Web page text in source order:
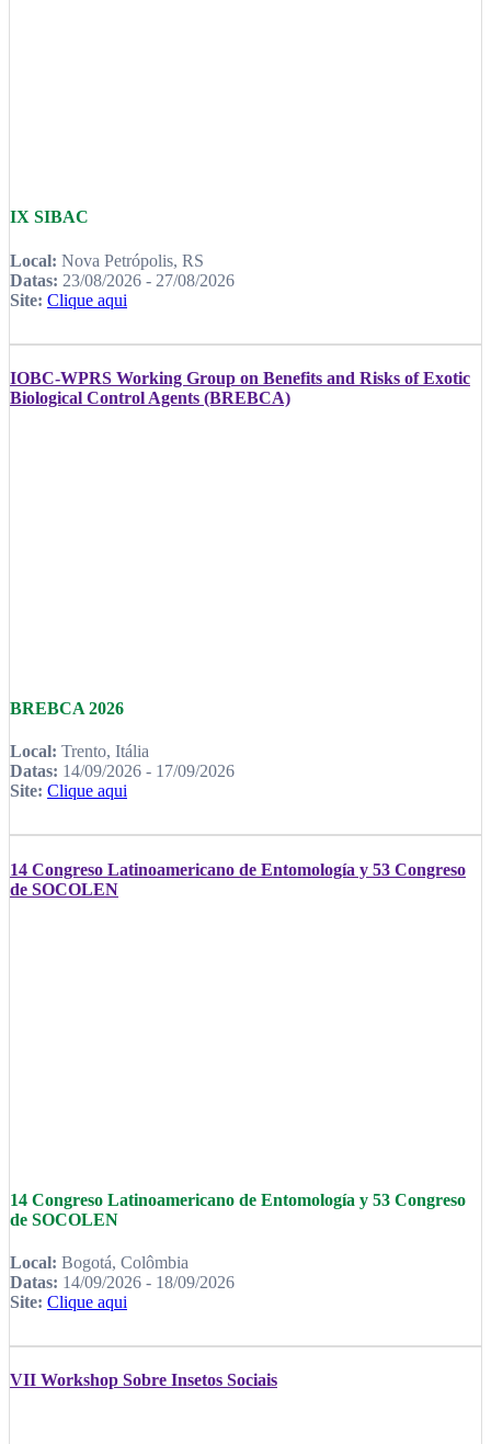
IX SIBAC
Local: Nova Petrópolis, RS
Datas: 23/08/2026 - 27/08/2026
Site: Clique aqui
IOBC-WPRS Working Group on Benefits and Risks of Exotic
Biological Control Agents (BREBCA)
BREBCA 2026
Local: Trento, Itália
Datas: 14/09/2026 - 17/09/2026
Site: Clique aqui
14 Congreso Latinoamericano de Entomología y 53 Congreso
de SOCOLEN
14 Congreso Latinoamericano de Entomología y 53 Congreso
de SOCOLEN
Local: Bogotá, Colômbia
Datas: 14/09/2026 - 18/09/2026
Site: Clique aqui
VII Workshop Sobre Insetos Sociais